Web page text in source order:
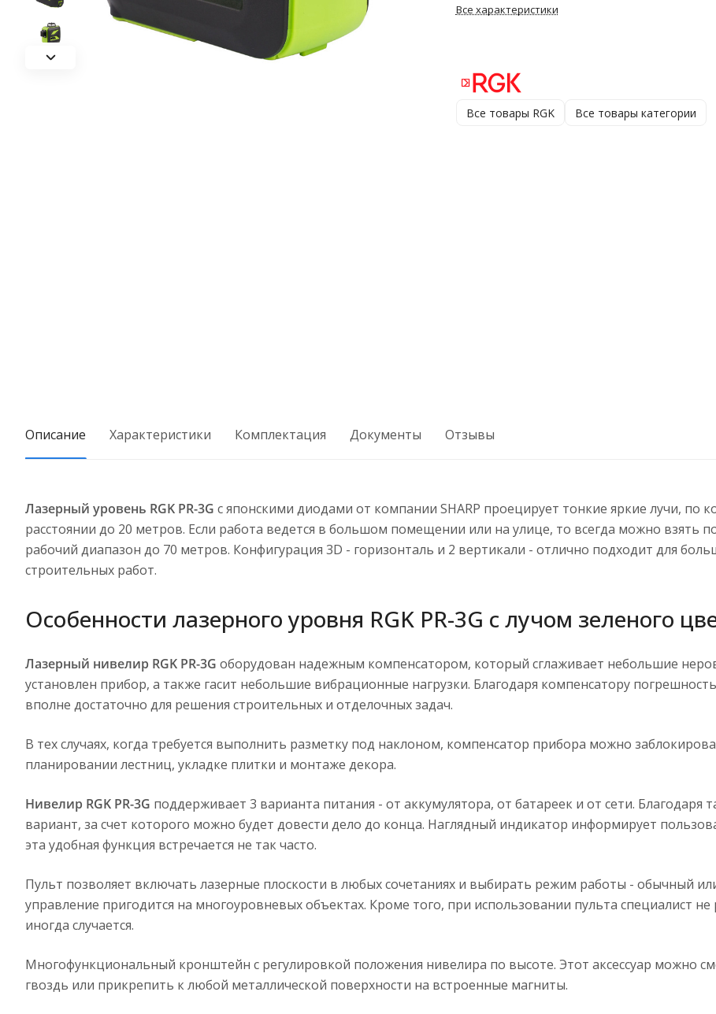
Все характеристики
Все товары RGK Все товары категории
Описание Характеристики Комплектация Документы Отзывы
Лазерный уровень RGK PR-3G с японскими диодами от компании SHARP проецирует тонкие яркие лучи, по
расстоянии до 20 метров. Если работа ведется в большом помещении или на улице, то всегда можно взять
рабочий диапазон до 70 метров. Конфигурация 3D - горизонталь и 2 вертикали - отлично подходит для
строительных работ.
Особенности лазерного уровня RGK PR-3G с лучом зеленого
Лазерный нивелир RGK PR-3G оборудован надежным компенсатором, который сглаживает небольшие
установлен прибор, а также гасит небольшие вибрационные нагрузки. Благодаря компенсатору
вполне достаточно для решения строительных и отделочных задач.
В тех случаях, когда требуется выполнить разметку под наклоном, компенсатор прибора можно
планировании лестниц, укладке плитки и монтаже декора.
Нивелир RGK PR-3G поддерживает 3 варианта питания - от аккумулятора, от батареек и от сети. Благодаря
вариант, за счет которого можно будет довести дело до конца. Наглядный индикатор информирует
эта удобная функция встречается не так часто.
Пульт позволяет включать лазерные плоскости в любых сочетаниях и выбирать режим работы - обычный
управление пригодится на многоуровневых объектах. Кроме того, при использовании пульта специалист не
иногда случается.
Многофункциональный кронштейн с регулировкой положения нивелира по высоте. Этот аксессуар можно
гвоздь или прикрепить к любой металлической поверхности на встроенные магниты.